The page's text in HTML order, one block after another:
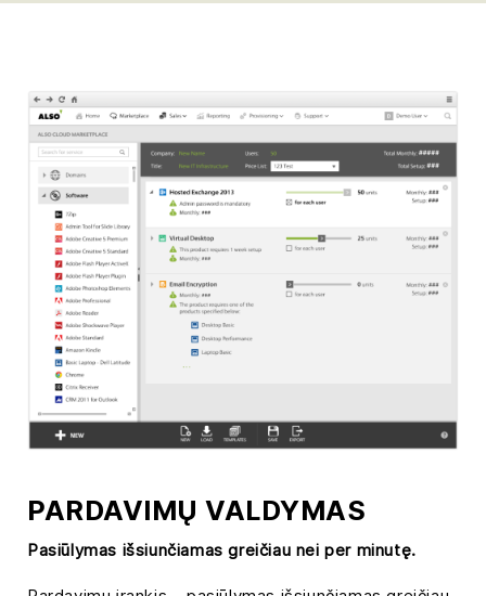
PARDAVIMŲ VALDYMAS
Pasiūlymas išsiunčiamas greičiau nei per minutę.